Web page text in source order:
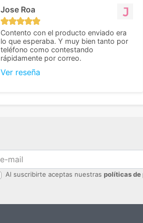
Jose Roa
Contento con el producto enviado era
lo que esperaba. Y muy bien tanto por
teléfono como contestando
rápidamente por correo.
Ver reseña
Al suscribirte aceptas nuestras políticas de